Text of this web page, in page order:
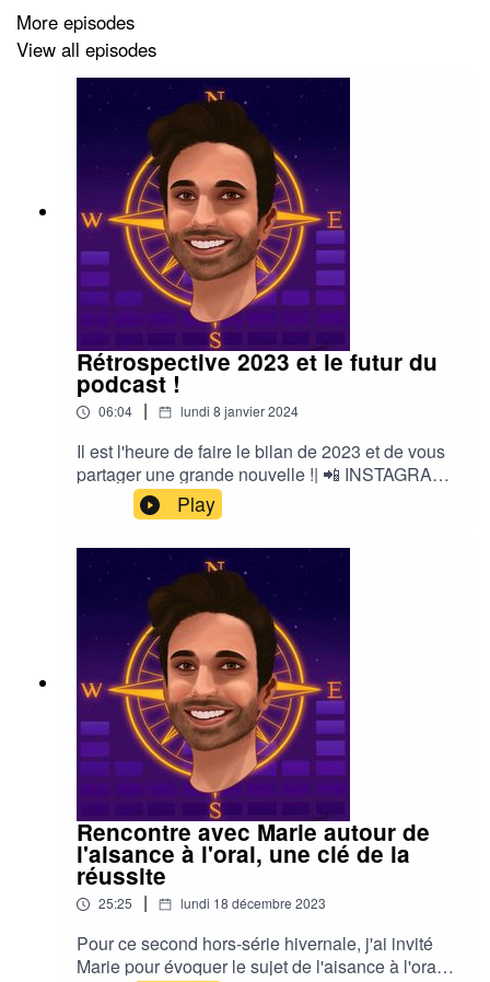
| 🌟 Si tu as aimé, laisse un commentaire sur Apple
d'avoir un iPhone ou un Mac
| Bonne écoute :)
More episodes
View all episodes
Rétrospective 2023 et le futur du
podcast !
06:04 | lundi 8 janvier 2024
Il est l'heure de faire le bilan de 2023 et de vous
partager une grande nouvelle !| 📲 INSTAGRAM :
@la_boussole_postbac| ABONNE-TOI ✅|
ACTIVE LES NOTIFICATIONS 🔔| 🌟 Si tu as
aimé, laisse un commentaire sur Apple
Podcasts, c'est GRATUIT et cela prend 2 s, il
suffit d'avoir un iPhone ou un Mac| Bonne écoute
Play
Rencontre avec Marie autour de
l'aisance à l'oral, une clé de la
réussite
25:25 | lundi 18 décembre 2023
Pour ce second hors-série hivernale, j'ai invité
Marie pour évoquer le sujet de l'aisance à l'oral.